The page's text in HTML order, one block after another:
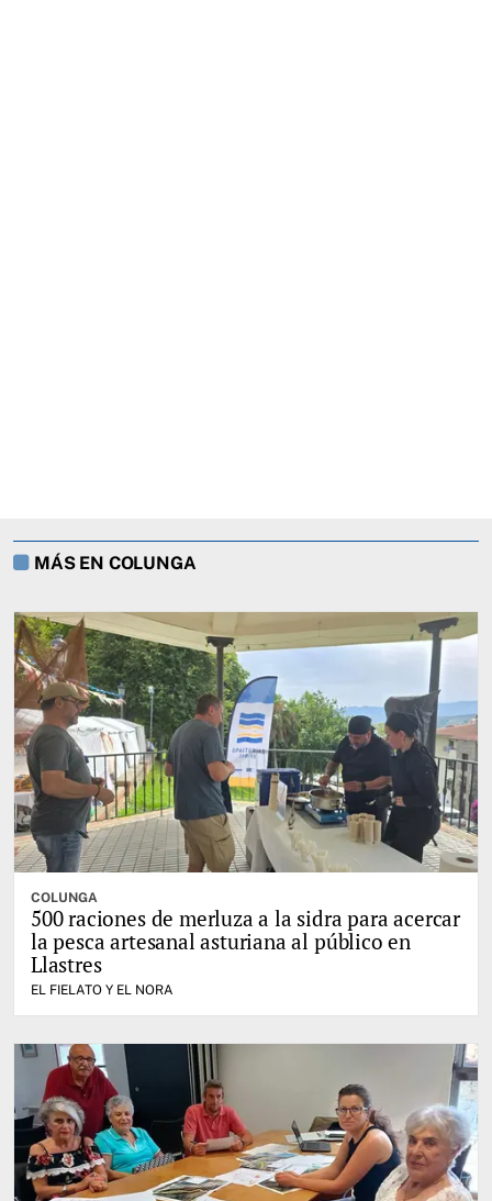
MÁS EN COLUNGA
COLUNGA
500 raciones de merluza a la sidra para acercar
la pesca artesanal asturiana al público en
Llastres
EL FIELATO Y EL NORA